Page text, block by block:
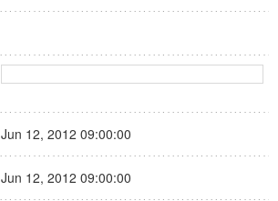
Jun 12, 2012 09:00:00
Jun 12, 2012 09:00:00